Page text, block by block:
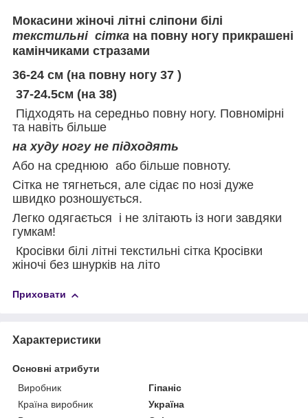
Мокасини жіночі літні сліпони білі
текстильні сітка на повну ногу прикрашені
камінчиками стразами
36-24 см (на повну ногу 37 )
37-24.5см (на 38)
Підходять на середньо повну ногу. Повномірні
та навіть більше
на худу ногу не підходять
Або на среднюю або більше повноту.
Сітка не тягнеться, але сідає по нозі дуже
швидко розношується.
Легко одягається і не злітають із ноги завдяки
гумкам!
Кросівки білі літні текстильні сітка Кросівки
жіночі без шнурків на літо
Приховати
Характеристики
Основні атрибути
Виробник
Гіпаніс
Країна виробник
Україна